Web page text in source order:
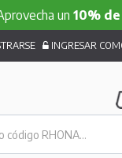
un10% de
INGRESAR